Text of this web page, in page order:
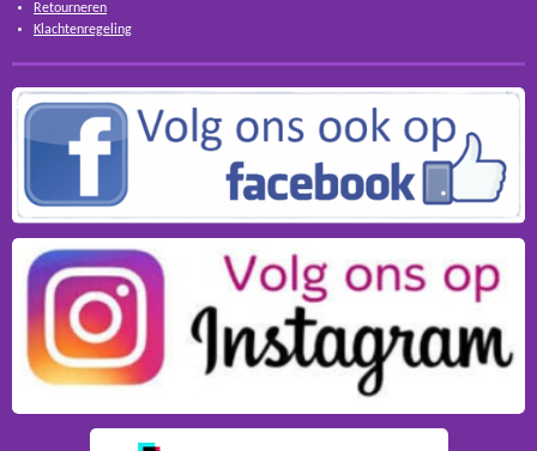
Retourneren
Klachtenregeling